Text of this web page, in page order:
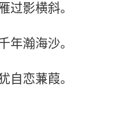
过影横斜。
年瀚海沙。
自恋蒹葭。